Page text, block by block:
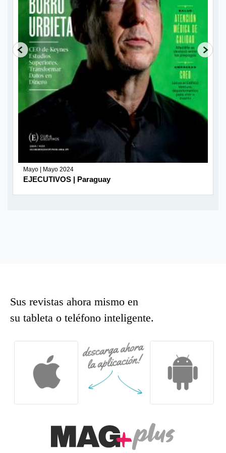
Mayo | Mayo 2024
EJECUTIVOS | Paraguay
Sus revistas ahora mismo en
su tableta o teléfono inteligente.